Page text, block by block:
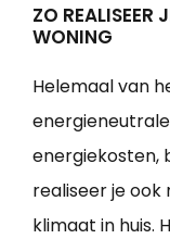
ZO REALISEER
WONING
Helemaal van
energiekosten,
realiseer je
klimaat in huis.